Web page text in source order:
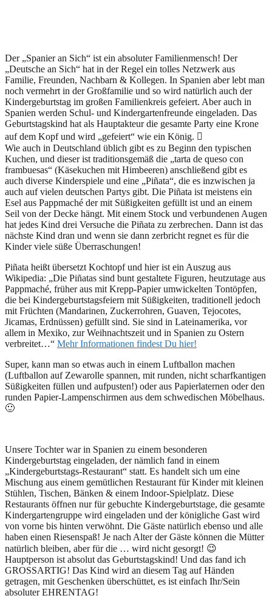
Der „Spanier an Sich“ ist ein absoluter Familienmensch! Der
„Deutsche an Sich“ hat in der Regel ein tolles Netzwerk aus
Familie, Freunden, Nachbarn & Kollegen. In Spanien aber lebt man
noch vermehrt in der Großfamilie und so wird natürlich auch der
Kindergeburtstag im großen Familienkreis gefeiert. Aber auch in
Spanien werden Schul- und Kindergartenfreunde eingeladen. Das
Geburtstagskind hat als Hauptakteur die gesamte Party eine Krone
auf dem Kopf und wird „gefeiert“ wie ein König. 
Wie auch in Deutschland üblich gibt es zu Beginn den typischen
Kuchen, und dieser ist traditionsgemäß die „tarta de queso con
frambuesas“ (Käsekuchen mit Himbeeren) anschließend gibt es
auch diverse Kinderspiele und eine „Piñata“, die es inzwischen ja
auch auf vielen deutschen Partys gibt. Die Piñata ist meistens ein
Esel aus Pappmaché der mit Süßigkeiten gefüllt ist und an einem
Seil von der Decke hängt. Mit einem Stock und verbundenen Augen
hat jedes Kind drei Versuche die Piñata zu zerbrechen. Dann ist das
nächste Kind dran und wenn sie dann zerbricht regnet es für die
Kinder viele süße Überraschungen!
Piñata heißt übersetzt Kochtopf und hier ist ein Auszug aus
Wikipedia: „Die Piñatas sind bunt gestaltete Figuren, heutzutage aus
Pappmaché, früher aus mit Krepp-Papier umwickelten Tontöpfen,
die bei Kindergeburtstagsfeiern mit Süßigkeiten, traditionell jedoch
mit Früchten (Mandarinen, Zuckerrohren, Guaven, Tejocotes,
Jicamas, Erdnüssen) gefüllt sind. Sie sind in Lateinamerika, vor
allem in Mexiko, zur Weihnachtszeit und in Spanien zu Ostern
verbreitet…“ Mehr Informationen findest Du hier!
Super, kann man so etwas auch in einem Luftballon machen
(Luftballon auf Zewarolle spannen, mit runden, nicht scharfkantigen
Süßigkeiten füllen und aufpusten!) oder aus Papierlaternen oder den
runden Papier-Lampenschirmen aus dem schwedischen Möbelhaus.
🙂
Unsere Tochter war in Spanien zu einem besonderen
Kindergeburtstag eingeladen, der nämlich fand in einem
„Kindergeburtstags-Restaurant“ statt. Es handelt sich um eine
Mischung aus einem gemütlichen Restaurant für Kinder mit kleinen
Stühlen, Tischen, Bänken & einem Indoor-Spielplatz. Diese
Restaurants öffnen nur für gebuchte Kindergeburtstage, die gesamte
Kindergartengruppe wird eingeladen und der königliche Gast wird
von vorne bis hinten verwöhnt. Die Gäste natürlich ebenso und alle
haben einen Riesenspaß! Je nach Alter der Gäste können die Mütter
natürlich bleiben, aber für die … wird nicht gesorgt! 😉
Hauptperson ist absolut das Geburtstagskind! Und das fand ich
GROSSARTIG! Das Kind wird an diesem Tag auf Händen
getragen, mit Geschenken überschüttet, es ist einfach Ihr/Sein
absoluter EHRENTAG!